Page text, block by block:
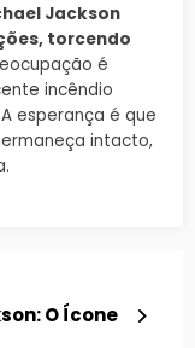
Jackson
torcendo
é
incêndio
esperança é que
intacto,
O Ícone